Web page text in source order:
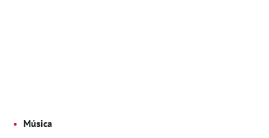
Música